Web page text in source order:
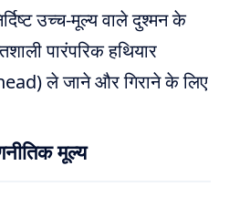
उच्च-मूल्य वाले दुश्मन के
पारंपरिक हथियार
ले जाने और गिराने के लिए
मूल्य